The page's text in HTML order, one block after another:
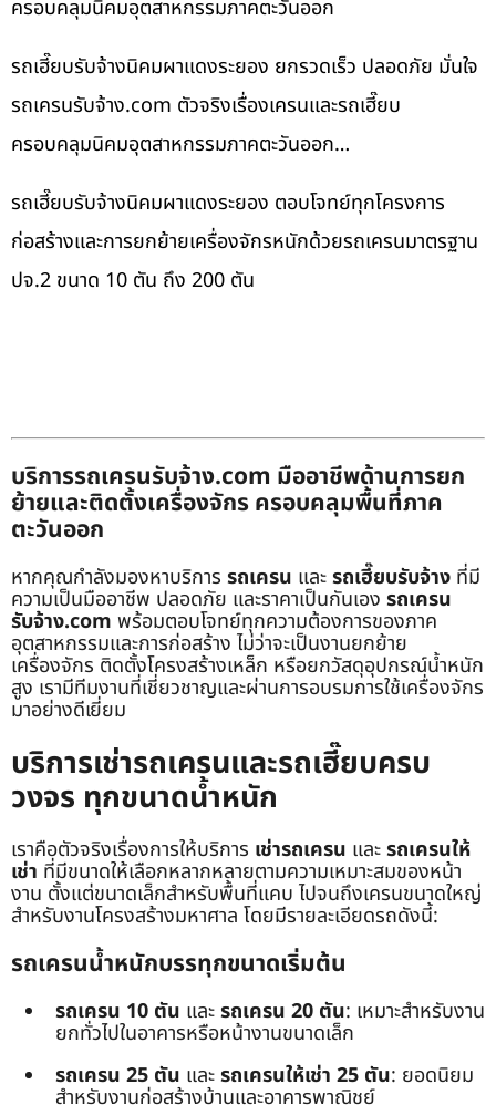
ครอบคลุมนิคมอุตสาหกรรมภาคตะวันออก
รถเฮี๊ยบรับจ้างนิคมผาแดงระยอง ยกรวดเร็ว ปลอดภัย มั่นใจ
รถเครนรับจ้าง.com ตัวจริงเรื่องเครนและรถเฮี๊ยบ
ครอบคลุมนิคมอุตสาหกรรมภาคตะวันออก…
รถเฮี๊ยบรับจ้างนิคมผาแดงระยอง ตอบโจทย์ทุกโครงการ
ก่อสร้างและการยกย้ายเครื่องจักรหนักด้วยรถเครนมาตรฐาน
ปจ.2 ขนาด 10 ตัน ถึง 200 ตัน
บริการรถเครนรับจ้าง.com มืออาชีพด้านการยก
ย้ายและติดตั้งเครื่องจักร ครอบคลุมพื้นที่ภาค
ตะวันออก
หากคุณกำลังมองหาบริการ รถเครน และรถเฮี๊ยบรับจ้าง ที่มี
ความเป็นมืออาชีพ ปลอดภัย และราคาเป็นกันเอง รถเครน
รับจ้าง.com พร้อมตอบโจทย์ทุกความต้องการของภาค
อุตสาหกรรมและการก่อสร้าง ไม่ว่าจะเป็นงานยกย้าย
เครื่องจักร ติดตั้งโครงสร้างเหล็ก หรือยกวัสดุอุปกรณ์น้ำหนัก
สูง เรามีทีมงานที่เชี่ยวชาญและผ่านการอบรมการใช้เครื่องจักร
มาอย่างดีเยี่ยม
บริการเช่ารถเครนและรถเฮี๊ยบครบ
วงจร ทุกขนาดน้ำหนัก
เราคือตัวจริงเรื่องการให้บริการ เช่ารถเครน และรถเครนให้
เช่า ที่มีขนาดให้เลือกหลากหลายตามความเหมาะสมของหน้า
งาน ตั้งแต่ขนาดเล็กสำหรับพื้นที่แคบ ไปจนถึงเครนขนาดใหญ่
สำหรับงานโครงสร้างมหาศาล โดยมีรายละเอียดรถดังนี้:
รถเครนน้ำหนักบรรทุกขนาดเริ่มต้น
รถเครน 10 ตัน และรถเครน 20 ตัน: เหมาะสำหรับงาน
ยกทั่วไปในอาคารหรือหน้างานขนาดเล็ก
รถเครน 25 ตัน และรถเครนให้เช่า 25 ตัน: ยอดนิยม
สำหรับงานก่อสร้างบ้านและอาคารพาณิชย์